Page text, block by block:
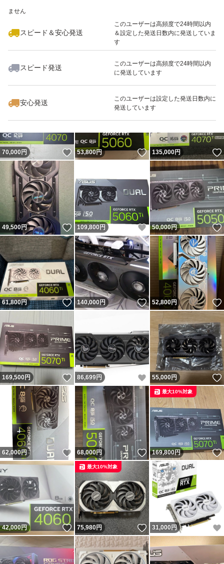
ません
スピード＆安心発送
このユーザーは高頻度で24時間以内
＆設定した発送日数内に発送していま
す
スピード発送
このユーザーは高頻度で24時間以内
に発送しています
安心発送
このユーザーは設定した発送日数内に
発送しています
いいね！
10,000
70,000円 いいね！
53,800円 いいね！
135,000円
49,500円 いいね！
109,800 円 いいね！
50,000円
61,800円 いいね！
140,000円 いいね！
52,800円
169,500円 いいね！
86,699円 いいね！
55,000円
62,000円 いいね！
68,000円 いいね！
169,800円
最大10%対象
42,000円 いいね！
75,980円 いいね！
最大10%対象
31,000 円